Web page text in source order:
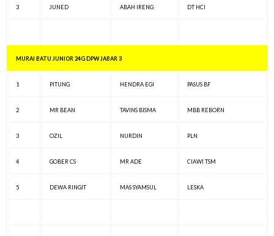
3 JUNED ABAH IRENG DT HCI
MURAI BATU JUNIOR 24G DPW JABAR 3
1 PITUNG HENDRA EGI PASUS BF
2 MR BEAN TAVINS BISMA MBB REBORN
3 OZIL NURDIN PLN
4 GOBER CS MR ADE CIAWI TSM
5 DEWA RINGIT MAS SYAMSUL LESKA